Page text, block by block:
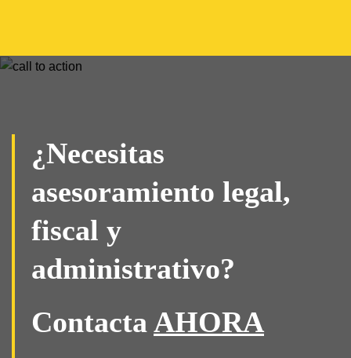
¿Necesitas
asesoramiento legal,
fiscal y
administrativo?
Contacta AHORA